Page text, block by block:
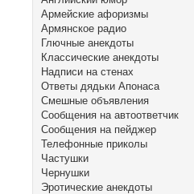
Армейские афоризмы
Армянское радио
Глючные анекдоты
Классические анекдоты
Надписи на стенах
Ответы дядьки Апонаса
Смешные объявления
Сообщения на автоответчик
Сообщения на пейджер
Телефонные приколы
Частушки
Чернушки
Эротические анекдоты